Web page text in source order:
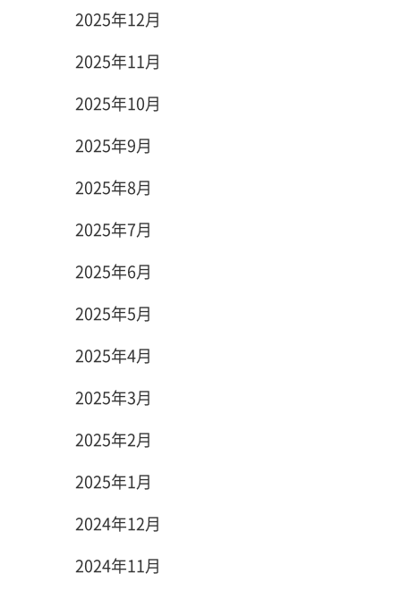
2025年12月
2025年11月
2025年10月
2025年9月
2025年8月
2025年7月
2025年6月
2025年5月
2025年4月
2025年3月
2025年2月
2025年1月
2024年12月
2024年11月